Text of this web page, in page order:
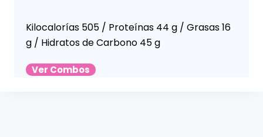
Kilocalorías 505 / Proteínas 44 g / Grasas 16
g / Hidratos de Carbono 45 g
Ver Combos